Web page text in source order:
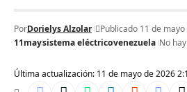
Última actualización: 11 de mayo de 2026
PorDorielys Alzolar
Publicado 11 de
11maysistema eléctricovenezuela No